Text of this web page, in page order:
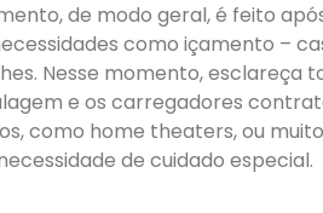
de modo geral, é feito
como içamento –
Nesse momento, esclareça
e os carregadores
como home theaters, ou
de cuidado especial.